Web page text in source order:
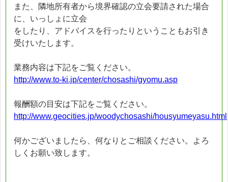
また、隣地所有者から境界確認の立会要請された場合
に、いっしょに立会
をしたり、アドバイスを行ったりということもお引き
受けいたします。
業務内容は下記をご覧ください。
http://www.to-ki.jp/center/chosashi/gyomu.asp
報酬額の目安は下記をご覧ください。
http://www.geocities.jp/woodychosashi/housyumeyasu.html
何かございましたら、何なりとご相談ください。よろ
しくお願い致します。